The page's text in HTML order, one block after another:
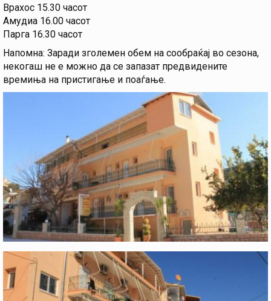
Врахос 15.30 часот
Амудиа 16.00 часот
Парга 16.30 часот
Напомна: Заради зголемен обем на сообраќај во сезона,
некогаш не е можно да се запазат предвидените
времиња на пристигање и поаѓање.